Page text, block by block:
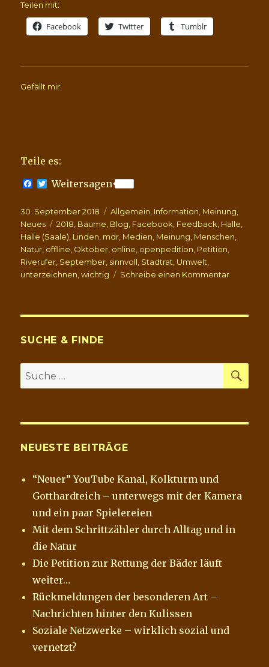
Teilen mit:
Facebook Twitter Tumblr
Gefällt mir:
Teile es:
F
e
b
o
o
k
T
t
t
e
r
Weitersagen
Veröffentlicht
am
30. September 2018 Kategorien
Allgemein Information Meinung
Neues
Schlagwörter
2018 Bäume Blog Facebook Feedback Halle
Halle (Saale) Linden mdr Medien Meinung Menschen
Natur offline Oktober online openpedition Petition
Riverufer September sinnvoll Stadtrat Umwelt
unterzeichnen ,wichtig Schreibe einen Kommentarzu
am
Riveufer
SUCHE & FINDE
Suche
nach:
NEUESTE BEITRÄGE
“Neuer” YouTube Kanal, Kolkturm und
Gotthardteich – unterwegs mit der Kamera
und ein paar Spielereien
Mit dem Schrittzähler durch Alltag und in
die Natur
Die Petition zur Rettung der Bäder läuft
weiter…
Rückmeldungen der besonderen Art –
Nachrichten hinter den Kulissen
Soziale Netzwerke – wirklich sozial und
vernetzt?